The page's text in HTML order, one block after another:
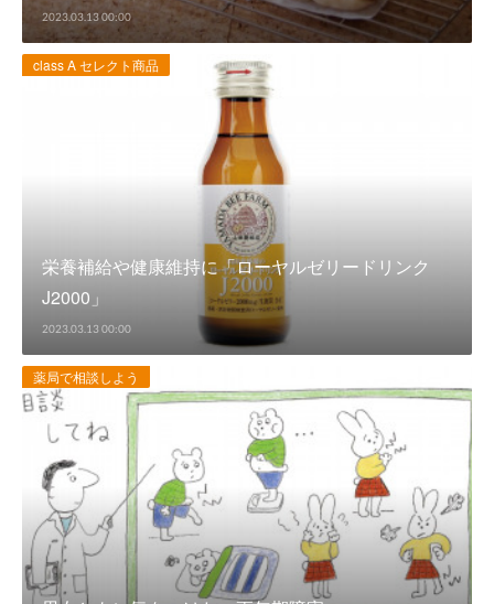
2023.03.13 00:00
class A セレクト商品
栄養補給や健康維持に「ローヤルゼリードリンク
J2000」
2023.03.13 00:00
薬局で相談しよう